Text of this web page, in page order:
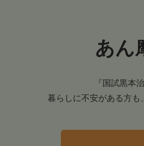
あん
『国試黒本
暮らしに不安がある方も